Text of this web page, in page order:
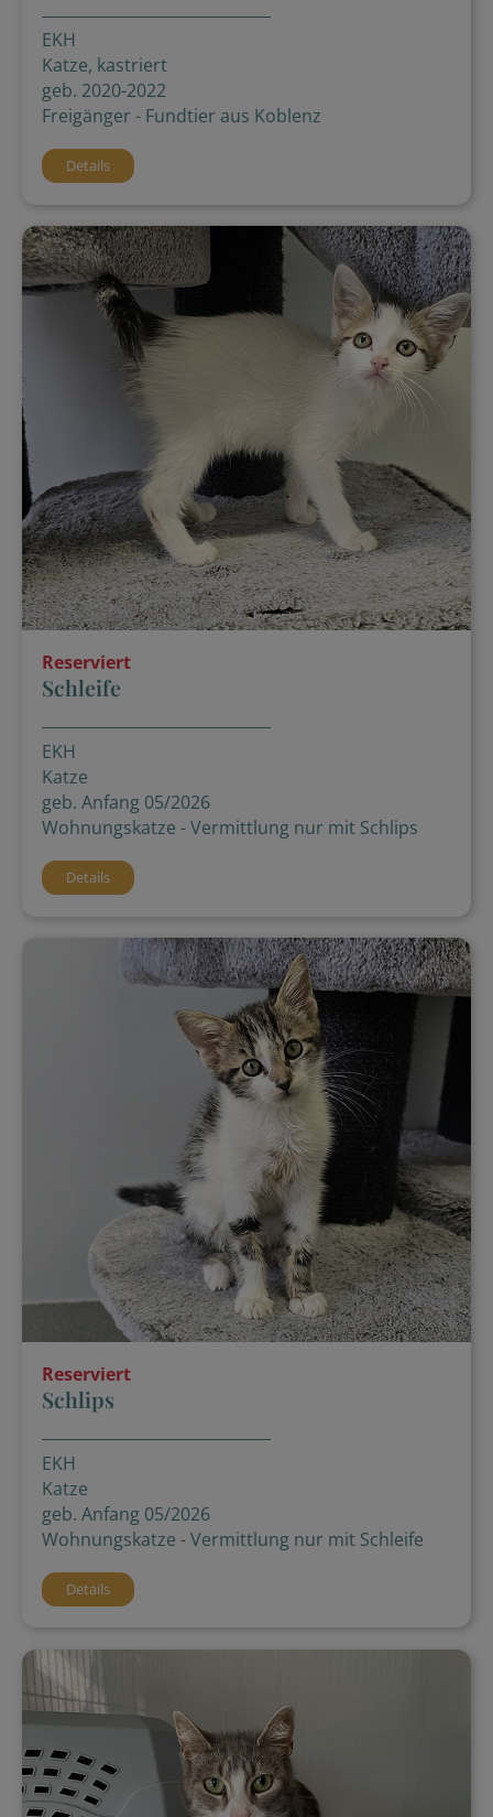
EKH
Katze, kastriert
geb. 2020-2022
Freigänger - Fundtier aus Koblenz
Details
Reserviert
Schleife
EKH
Katze
geb. Anfang 05/2026
Wohnungskatze - Vermittlung nur mit Schlips
Details
Reserviert
Schlips
EKH
Katze
geb. Anfang 05/2026
Wohnungskatze - Vermittlung nur mit Schleife
Details